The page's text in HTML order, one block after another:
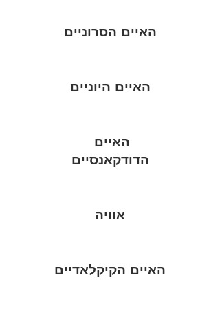
האיים הסרוניים
האיים היוניים
האיים
הדודקאנסיים
אוויה
האיים הקיקלאדיים